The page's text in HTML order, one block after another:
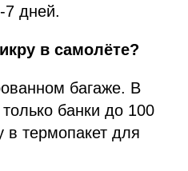
дней.
в самолёте?
багаже. В
банки до 100
термопакет для